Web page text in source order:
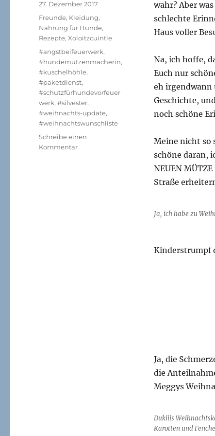
wahr? Aber
schlechte
Haus voller
Na, ich hoffe,
Euch nur
eh irgendwann
Geschichte,
noch schöne
Meine nicht so
schöne daran,
NEUEN
Straße
Ja, ich habe zu
Kinderstrumpf
Ja, die
die
Meggys
Dukiiis
Karotten und
Veröffentlicht
27. Dezember 2017
Kategorien
Freunde, Kleidung,
Nahrung für Hunde,
Rezepte,Xoloitzcuintle
Schlagwörter
#angstbeifeuerwerk,
#hundemützenmacherin,
#kuschelhöhle,
#paketdienst,
#schutzfürhundevorfeuer
werk,#silvester,
#weihnachts-update,
#weihnachtswunschliste
Schreibe einen
Kommentarzu